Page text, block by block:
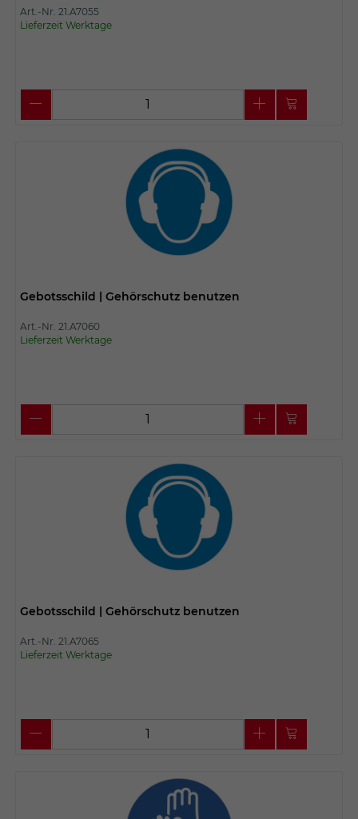
Art.-Nr. 21.A7055
Lieferzeit Werktage
Gebotsschild | Gehörschutz benutzen
Art.-Nr. 21.A7060
Lieferzeit Werktage
Gebotsschild | Gehörschutz benutzen
Art.-Nr. 21.A7065
Lieferzeit Werktage